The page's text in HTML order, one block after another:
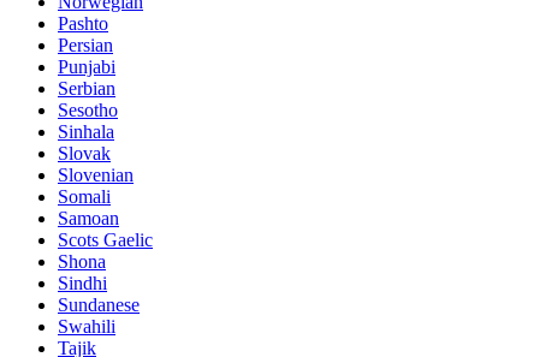
Pashto
Persian
Punjabi
Serbian
Sesotho
Sinhala
Slovak
Slovenian
Somali
Samoan
Scots Gaelic
Shona
Sindhi
Sundanese
Swahili
Tajik